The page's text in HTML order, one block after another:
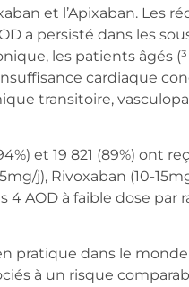
et l’Apixaban. Les
a persisté dans les
les patients âgés (³
cardiaque
transitoire,
et 19 821 (89%) ont
j), Rivoxaban (10-
4 AOD à faible dose par
dans le monde
à un risque